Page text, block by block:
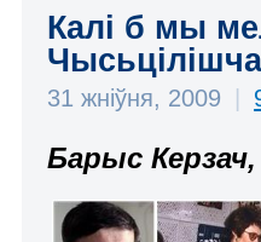
Калі б мы
31 жніўня, 2009
Барыс